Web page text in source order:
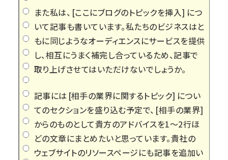
また私は、 [ここにブログのトピックを挿入] につ
いて記事も書いています。私たちのビジネスはと
もに同じようなオーディエンスにサービスを提供
し、相互にうまく補完し合っているため、記事で
取り上げさせてはいただけないでしょうか。
記事には [相手の業界に関するトピック] につい
てのセクションを盛り込む予定で、 [相手の業界]
からのものとして貴方のアドバイスを1～2行ほ
どの文章にまとめたいと思っています。貴社の
ウェブサイトのリソースページにも記事を追加い